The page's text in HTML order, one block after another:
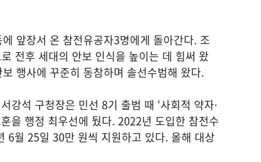
앞장서 온 참전유공자3명에게 돌아간다. 조
전후 세대의 안보 인식을 높이는 데 힘써 왔
행사에 꾸준히 동참하며 솔선수범해 왔다.
강석 구청장은 민선 8기 출범 때 ‘사회적 약자·
을 행정 최우선에 뒀다. 2022년 도입한 참전수
6월 25일 30만 원씩 지원하고 있다. 올해 대상